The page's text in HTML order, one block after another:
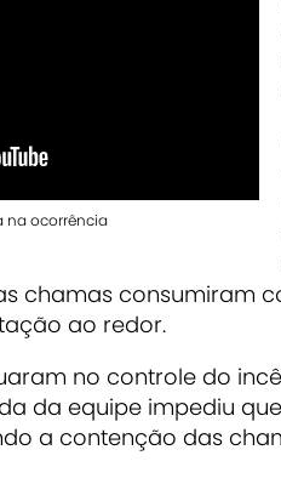
na ocorrência
chamas consumiram
ao redor.
no controle do
da equipe impediu
a contenção das